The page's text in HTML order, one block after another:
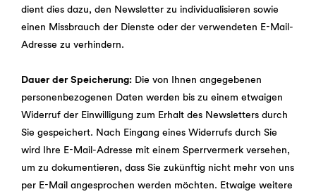
dient dies dazu, den Newsletter zu individualisieren sowie
einen Missbrauch der Dienste oder der verwendeten E-Mail-
Adresse zu verhindern.
Dauer der Speicherung: Die von Ihnen angegebenen
personenbezogenen Daten werden bis zu einem etwaigen
Widerruf der Einwilligung zum Erhalt des Newsletters durch
Sie gespeichert. Nach Eingang eines Widerrufs durch Sie
wird Ihre E-Mail-Adresse mit einem Sperrvermerk versehen,
um zu dokumentieren, dass Sie zukünftig nicht mehr von uns
per E-Mail angesprochen werden möchten. Etwaige weitere